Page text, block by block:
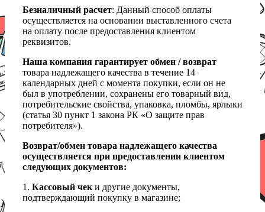
Безналичный расчет: Данный способ оплаты
осуществляется на основании выставленного счета
на оплату после предоставления клиентом
реквизитов.
Наша компания гарантирует обмен / возврат
товара надлежащего качества в течение 14
календарных дней с момента покупки, если он не
был в употреблении, сохранены его товарный вид,
потребительские свойства, упаковка, пломбы, ярлыки
(статья 30 пункт 1 закона РК «О защите прав
потребителя»).
Возврат/обмен товара надлежащего качества
осуществляется при предоставлении клиентом
следующих документов:
1. Кассовый чеки другие документы,
подтверждающий покупку в магазине;